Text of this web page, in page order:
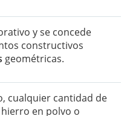
y se concede
constructivos
geométricas.
cualquier cantidad de
en polvo o